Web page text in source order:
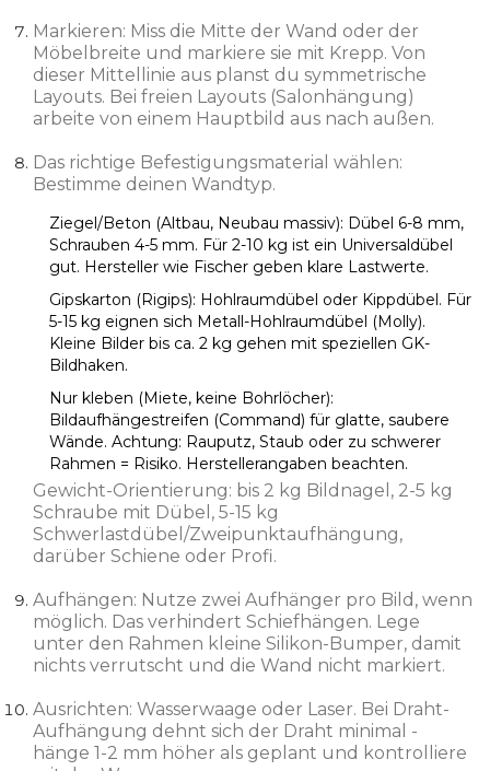
Markieren: Miss die Mitte der Wand oder der
Möbelbreite und markiere sie mit Krepp. Von
dieser Mittellinie aus planst du symmetrische
Layouts. Bei freien Layouts (Salonhängung)
arbeite von einem Hauptbild aus nach außen.
Das richtige Befestigungsmaterial wählen:
Bestimme deinen Wandtyp.
Ziegel/Beton (Altbau, Neubau massiv): Dübel 6-8 mm,
Schrauben 4-5 mm. Für 2-10 kg ist ein Universaldübel
gut. Hersteller wie Fischer geben klare Lastwerte.
Gipskarton (Rigips): Hohlraumdübel oder Kippdübel. Für
5-15 kg eignen sich Metall-Hohlraumdübel (Molly).
Kleine Bilder bis ca. 2 kg gehen mit speziellen GK-
Bildhaken.
Nur kleben (Miete, keine Bohrlöcher):
Bildaufhängestreifen (Command) für glatte, saubere
Wände. Achtung: Rauputz, Staub oder zu schwerer
Rahmen = Risiko. Herstellerangaben beachten.
Gewicht-Orientierung: bis 2 kg Bildnagel, 2-5 kg
Schraube mit Dübel, 5-15 kg
Schwerlastdübel/Zweipunktaufhängung,
darüber Schiene oder Profi.
Aufhängen: Nutze zwei Aufhänger pro Bild, wenn
möglich. Das verhindert Schiefhängen. Lege
unter den Rahmen kleine Silikon-Bumper, damit
nichts verrutscht und die Wand nicht markiert.
Ausrichten: Wasserwaage oder Laser. Bei Draht-
Aufhängung dehnt sich der Draht minimal -
hänge 1-2 mm höher als geplant und kontrolliere